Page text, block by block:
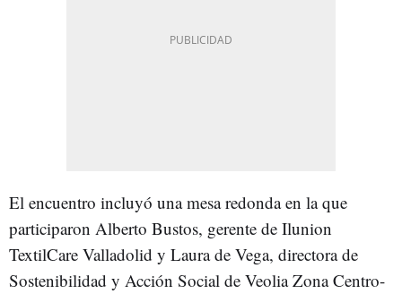
El encuentro incluyó una mesa redonda en la que
participaron Alberto Bustos, gerente de Ilunion
TextilCare Valladolid y Laura de Vega, directora de
Sostenibilidad y Acción Social de Veolia Zona Centro-